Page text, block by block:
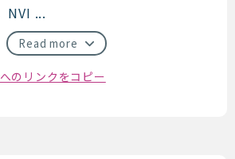
NVI ...
Read more
のリンクをコピー